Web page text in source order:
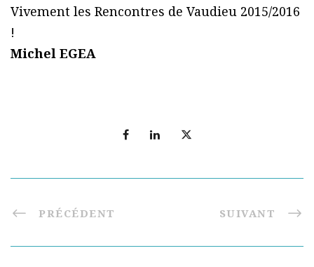
Vivement les Rencontres de Vaudieu 2015/2016
!
Michel EGEA
PRÉCÉDENT SUIVANT